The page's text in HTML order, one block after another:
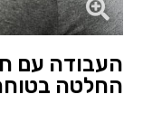
העבודה עם
החלטה